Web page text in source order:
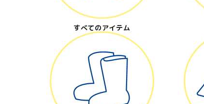
すべてのアイテム